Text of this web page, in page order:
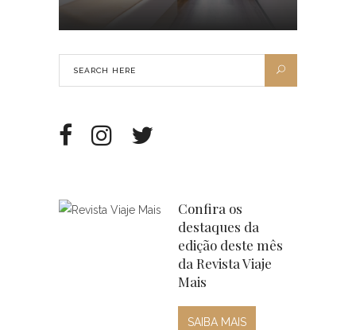
Confira os
destaques da
edição deste mês
da Revista Viaje
Mais
SAIBA MAIS